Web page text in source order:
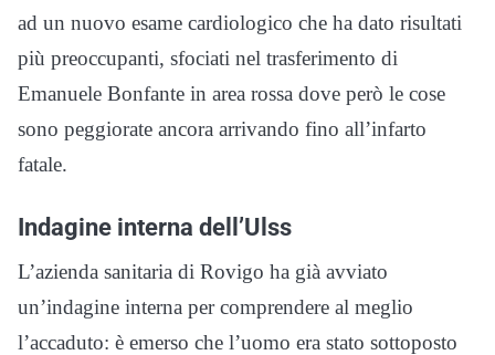
ad un nuovo esame cardiologico che ha dato risultati
più preoccupanti, sfociati nel trasferimento di
Emanuele Bonfante in area rossa dove però le cose
sono peggiorate ancora arrivando fino all’infarto
fatale.
Indagine interna dell’Ulss
L’azienda sanitaria di Rovigo ha già avviato
un’indagine interna per comprendere al meglio
l’accaduto: è emerso che l’uomo era stato sottoposto